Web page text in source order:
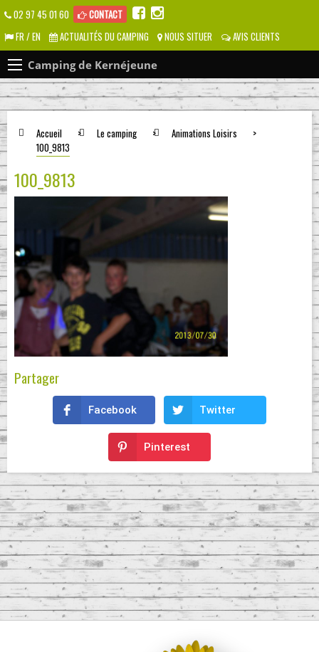
02 97 45 01 60
CONTACT
FR / EN
ACTUALITÉS DU CAMPING NOUS SITUER AVIS CLIENTS
Camping de Kernéjeune
Accueil > Le camping > Animations Loisirs
>
100_9813
100_9813
Partager
Facebook Twitter
Pinterest